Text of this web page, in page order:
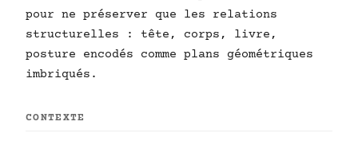
pour ne préserver que les relations
structurelles : tête, corps, livre,
posture encodés comme plans géométriques
imbriqués.
CONTEXTE